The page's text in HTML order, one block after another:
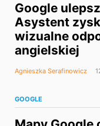
Google
Asystent
wizualne
angielskiej
Agnieszka Serafinowicz
GOOGLE